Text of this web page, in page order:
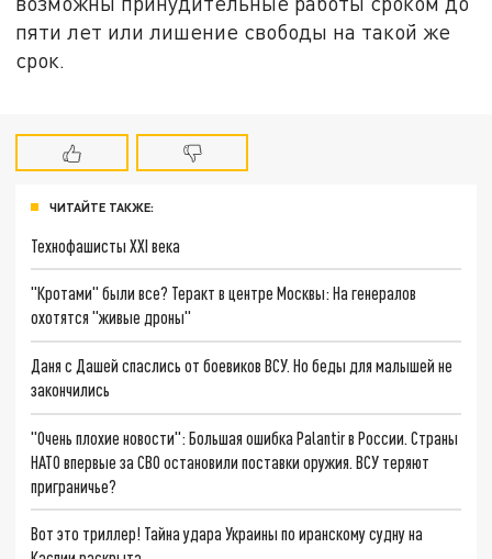
пяти лет или лишение свободы на такой же
срок.
ЧИТАЙТЕ ТАКЖЕ:
Технофашисты XXI века
"Кротами" были все? Теракт в центре Москвы: На генералов
охотятся "живые дроны"
Даня с Дашей спаслись от боевиков ВСУ. Но беды для малышей не
закончились
"Очень плохие новости": Большая ошибка Palantir в России. Страны
НАТО впервые за СВО остановили поставки оружия. ВСУ теряют
приграничье?
Вот это триллер! Тайна удара Украины по иранскому судну на